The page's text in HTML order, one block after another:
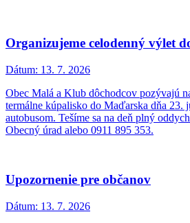
Organizujeme celodenný výlet
Dátum: 13. 7. 2026
Obec Malá a Klub dôchodcov pozývajú
termálne kúpalisko do Maďarska dňa 23.
autobusom. Tešíme sa na deň plný
Obecný úrad alebo 0911 895 353.
Upozornenie pre občanov
Dátum: 13. 7. 2026